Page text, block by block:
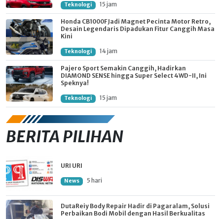
Teknologi 15 jam
Honda CB1000F Jadi Magnet Pecinta Motor Retro,
Desain Legendaris Dipadukan Fitur Canggih Masa
Kini
Teknologi 14 jam
Pajero Sport Semakin Canggih, Hadirkan
DIAMOND SENSE hingga Super Select 4WD-II, Ini
Speknya!
Teknologi 15 jam
BERITA PILIHAN
URI URI
News 5 hari
DutaReiy Body Repair Hadir di Pagaralam, Solusi
Perbaikan Bodi Mobil dengan Hasil Berkualitas